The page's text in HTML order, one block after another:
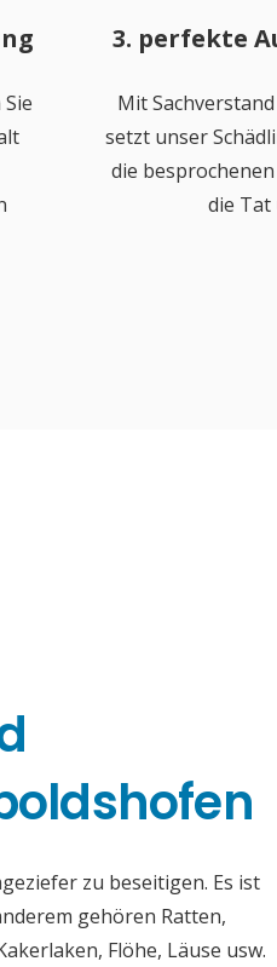
3. perfekte
Mit
setzt unser
die
die Tat
zu beseitigen. Es ist
gehören Ratten,
Flöhe, Läuse usw.